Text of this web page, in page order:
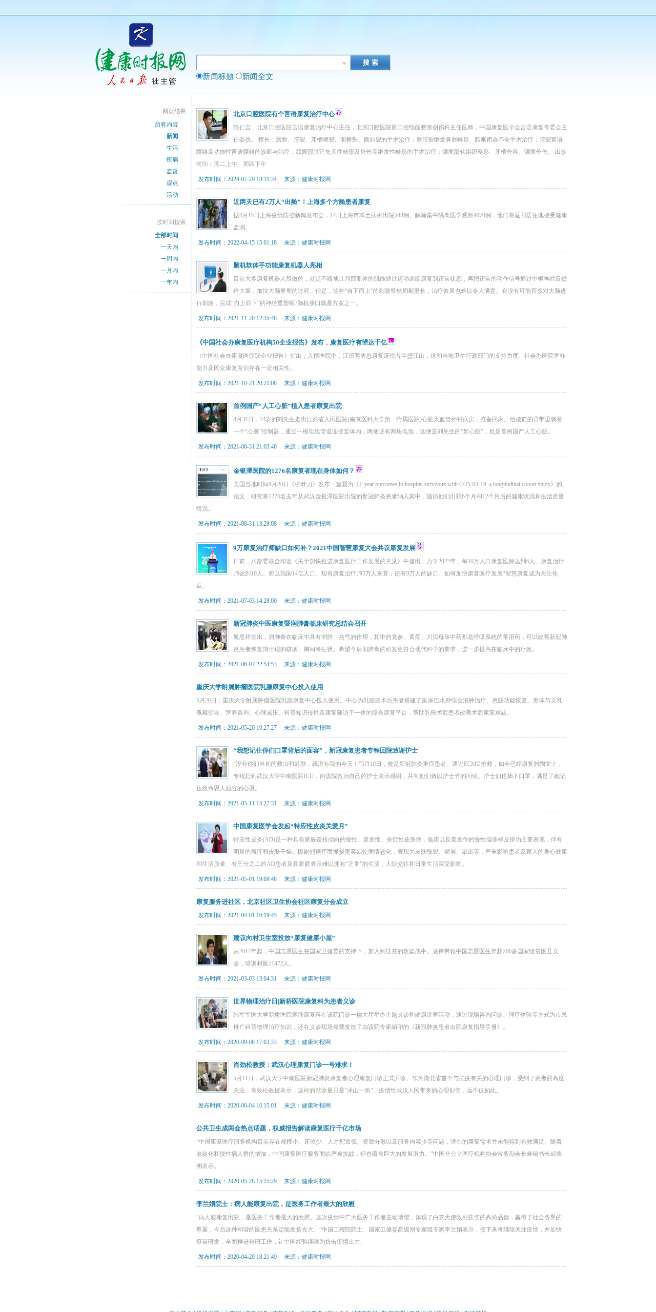
新闻标题 新闻全文
网页结果
所有内容
新闻
生活
疾病
监督
观点
活动
按时间搜索
全部时间
一天内
一周内
一月内
一年内
北京口腔医院有个言语康复治疗中心
陈仁吉，北京口腔医院言语康复治疗中心主任，北京口腔医院原口腔颌面整形创伤科主任医师，中国康复医学会言语康复专委会主
任委员。 擅长：唇裂、腭裂、牙槽嵴裂、面横裂、面斜裂的手术治疗；唇腭裂继发鼻唇畸形、腭咽闭合不全手术治疗；腭裂言语
障碍及功能性言语障碍的诊断与治疗；颌面部其它先天性畸形及外伤等继发性畸形的手术治疗；颌面部软组织整形、牙槽外科、颌面外伤。 出诊
时间：周二上午、周四下午
发布时间：2024-07-29 18:31:34 来源：健康时报网
近两天已有2万人“出舱”！上海多个方舱患者康复
据4月15日上海疫情防控新闻发布会，14日上海市本土病例出院543例、解除集中隔离医学观察8070例，他们将返回居住地接受健康
监测。
发布时间：2022-04-15 15:01:18 来源：健康时报网
脑机软体手功能康复机器人亮相
目前大多康复机器人所做的，就是不断地让局部肌体的肌能通过运动训练康复到正常状态，再把正常的动作信号通过中枢神经反馈
给大脑，加快大脑重塑的过程。但是，这种“自下而上”的刺激显然周期更长，治疗效果也难以令人满意。有没有可能直接对大脑进
行刺激，完成“自上而下”的神经重塑呢?脑机接口就是方案之一。
发布时间：2021-11-20 12:35:48 来源：健康时报网
《中国社会办康复医疗机构50企业报告》发布，康复医疗有望达千亿
《中国社会办康复医疗50企业报告》指出，入榜医院中，江浙两省总康复床位占半壁江山，这和当地卫生行政部门的支持力度、社会办医院举办
能力及民众康复意识存在一定相关性。
发布时间：2021-10-21 20:21:08 来源：健康时报网
首例国产“人工心脏”植入患者康复出院
8月31日，34岁的刘先生走出江苏省人民医院(南京医科大学第一附属医院)心脏大血管外科病房，准备回家。他腰前的背带里装着
一个“心脏”控制器，通过一根电线管道连接至体内，两侧还有两块电池，这便是刘先生的“新心脏”，也是首例国产人工心脏。
发布时间：2021-08-31 21:03:40 来源：健康时报网
金银潭医院的1276名康复者现在身体如何？
美国当地时间8月28日《柳叶刀》发布一篇题为《1-year outcomes in hospital survivors with COVID-19: a longitudinal cohort study》的
论文，研究将1276名去年从武汉金银潭医院出院的新冠肺炎患者纳入其中，随访他们出院6个月和12个月后的健康状况和生活质量
情况。
发布时间：2021-08-31 13:28:08 来源：健康时报网
9万康复治疗师缺口如何补？2021中国智慧康复大会共议康复发展
日前，八部委联合印发《关于加快推进康复医疗工作发展的意见》中提出，力争2022年，每10万人口康复医师达到6人、康复治疗
师达到10人。而以我国14亿人口、现有康复治疗师5万人来算，还有9万人的缺口。如何加快康复医疗发展?智慧康复成为关注焦
点。
发布时间：2021-07-03 14:28:00 来源：健康时报网
新冠肺炎中医康复暨润肺膏临床研究总结会召开
晁恩祥指出，润肺膏在临床中具有润肺、益气的作用，其中的党参、黄芪、川贝母等中药都是呼吸系统的常用药，可以改善新冠肺
炎患者恢复期出现的咳痰、胸闷等症状。希望今后润肺膏的研发更符合现代科学的要求，进一步提高在临床中的疗效。
发布时间：2021-06-07 22:54:53 来源：健康时报网
重庆大学附属肿瘤医院乳腺康复中心投入使用
5月20日，重庆大学附属肿瘤医院乳腺康复中心投入使用。中心为乳腺癌术后患者搭建了集淋巴水肿综合消肿治疗、患肢功能恢复、形体与义乳
佩戴指导、营养咨询、心理减压、科普知识传播及康复随访于一体的综合康复平台，帮助乳癌术后患者改善术后康复难题。
发布时间：2021-05-20 19:27:27 来源：健康时报网
“我想记住你们口罩背后的面容”，新冠康复患者专程回院致谢护士
“没有你们当初的救治和鼓励，就没有我的今天！”5月10日，曾是新冠肺炎重症患者、通过ECMO抢救，如今已经康复的陶女士，
专程赶到武汉大学中南医院ICU，向该院救治自己的护士表示感谢，并向他们致以护士节的问候。护士们也摘下口罩，满足了她记
住救命恩人面容的心愿。
发布时间：2021-05-11 15:27:31 来源：健康时报网
中国康复医学会发起“特应性皮炎关爱月”
特应性皮炎(AD)是一种具有家族遗传倾向的慢性、复发性、炎症性皮肤病，临床以反复发作的慢性湿疹样皮疹为主要表现，伴有
明显的瘙痒和皮肤干燥。因剧烈瘙痒而抓挠更容易使病情恶化，表现为皮肤皲裂、鳞屑、渗出等，严重影响患者及家人的身心健康
和生活质量。有三分之二的AD患者及其家庭表示难以拥有“正常”的生活，人际交往和日常生活深受影响。
发布时间：2021-05-01 19:09:48 来源：健康时报网
康复服务进社区，北京社区卫生协会社区康复分会成立
发布时间：2021-04-01 16:19:45 来源：健康时报网
建议向村卫生室投放“康复健康小屋”
从2017年起，中国志愿医生在国家卫健委的支持下，加入到扶贫的攻坚战中。凌锋带领中国志愿医生奔赴200多国家级贫困县义
诊，培训村医11472人。
发布时间：2021-03-03 13:04:31 来源：健康时报网
世界物理治疗日|新桥医院康复科为患者义诊
陆军军医大学新桥医院疼痛康复科在该院门诊一楼大厅举办主题义诊和健康讲座活动，通过现场咨询问诊、理疗体验等方式为市民
推广科普物理治疗知识，还在义诊现场免费发放了由该院专家编印的《新冠肺炎患者出院康复指导手册》。
发布时间：2020-09-08 17:03:33 来源：健康时报网
肖劲松教授：武汉心理康复门诊一号难求！
5月11日，武汉大学中南医院新冠肺炎康复者心理康复门诊正式开诊。作为湖北省首个与抗疫有关的心理门诊，受到了患者的高度
关注，肖劲松教授表示，这样的就诊量只是“冰山一角”，疫情给武汉人民带来的心理创伤，远不仅如此。
发布时间：2020-06-04 16:15:01 来源：健康时报网
公共卫生成两会热点话题，权威报告解读康复医疗千亿市场
“中国康复医疗服务机构目前存在规模小、床位少、人才配置低、资源分散以及服务内容少等问题，潜在的康复需求并未能得到有效满足。随着
老龄化和慢性病人群的增加，中国康复医疗服务面临严峻挑战，但也蕴含巨大的发展潜力。”中国非公立医疗机构协会常务副会长兼秘书长郝德
明表示。
发布时间：2020-05-28 15:25:29 来源：健康时报网
李兰娟院士：病人能康复出院，是医务工作者最大的欣慰
“病人能康复出院，是医务工作者最大的欣慰。这次疫情中广大医务工作者主动请缨，体现了白衣天使救死扶伤的高尚品德，赢得了社会各界的
尊重，今后这种和谐的医患关系定能发扬光大。”中国工程院院士、国家卫健委高级别专家组专家李兰娟表示，接下来将继续关注疫情，并加快
疫苗研发，全面推进科研工作，让中国经验继续为抗击疫情出力。
发布时间：2020-04-20 18:21:49 来源：健康时报网